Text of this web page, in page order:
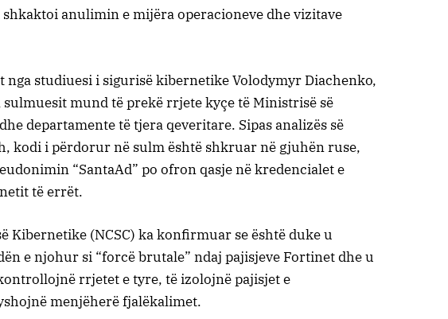
anulimin e mijëra operacioneve dhe vizitave
studiuesi i sigurisë kibernetike Volodymyr Diachenko,
sulmuesit mund të prekë rrjete kyçe të Ministrisë së
departamente të tjera qeveritare. Sipas analizës së
kodi i përdorur në sulm është shkruar në gjuhën ruse,
“SantaAd” po ofron qasje në kredencialet e
të errët.
Kibernetike (NCSC) ka konfirmuar se është duke u
e njohur si “forcë brutale” ndaj pajisjeve Fortinet dhe u
rrjetet e tyre, të izolojnë pajisjet e
menjëherë fjalëkalimet.